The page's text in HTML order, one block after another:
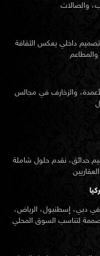
تصميم داخلي يعكس الثقافة
والزخارف في مجالس
حدائق، نقدم حلول شاملة
في دبي، إسطنبول، الرياض،